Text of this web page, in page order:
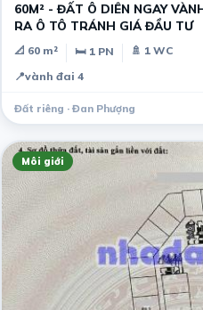
60M² - ĐẤT Ô DIÊN NGAY VÀNH ĐAI 4 _ VÀI BƯỚC CHÂN
RA Ô TÔ TRÁNH GIÁ ĐẦU TƯ
📐 60 m² 🛏 1 PN
🚿 1 WC
📍vành đai 4
Đất riêng · Đan Phượng
Môi giới